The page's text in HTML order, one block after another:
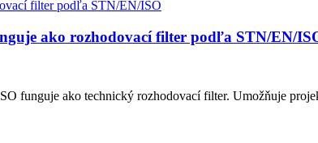
ako rozhodovací filter podľa STN/EN/
funguje ako technický rozhodovací filter. Umožňuje